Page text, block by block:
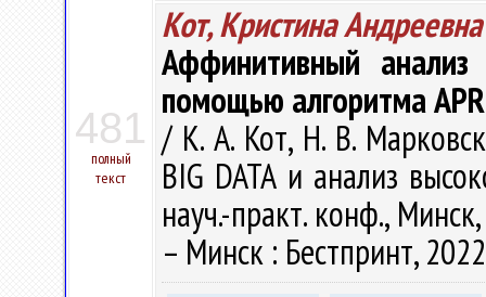
481
полный
текст
Кот, Кристина Андреевна
Аффинитивный
помощью алгоритма
/ К. А. Кот, Н. В.
BIG DATA и анализ
науч.-практ. конф.,
– Минск : Бестпринт,